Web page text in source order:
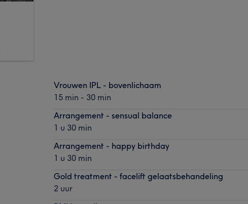
Vrouwen IPL - bovenlichaam
15 min - 30 min
Arrangement - sensual balance
1 u 30 min
Arrangement - happy birthday
1 u 30 min
Gold treatment - facelift gelaatsbehandeling
2 uur